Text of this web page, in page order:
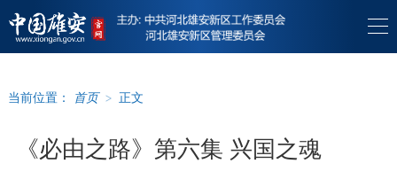
当前位置： 首页 > 正文
《必由之路》第六集 兴国之魂